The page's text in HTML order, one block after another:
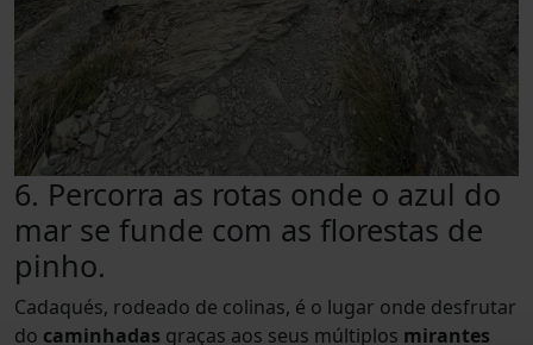
6. Percorra as rotas onde o azul do
mar se funde com as florestas de
pinho.
Cadaqués, rodeado de colinas, é o lugar onde desfrutar
do caminhadas graças aos seus múltiplos mirantes